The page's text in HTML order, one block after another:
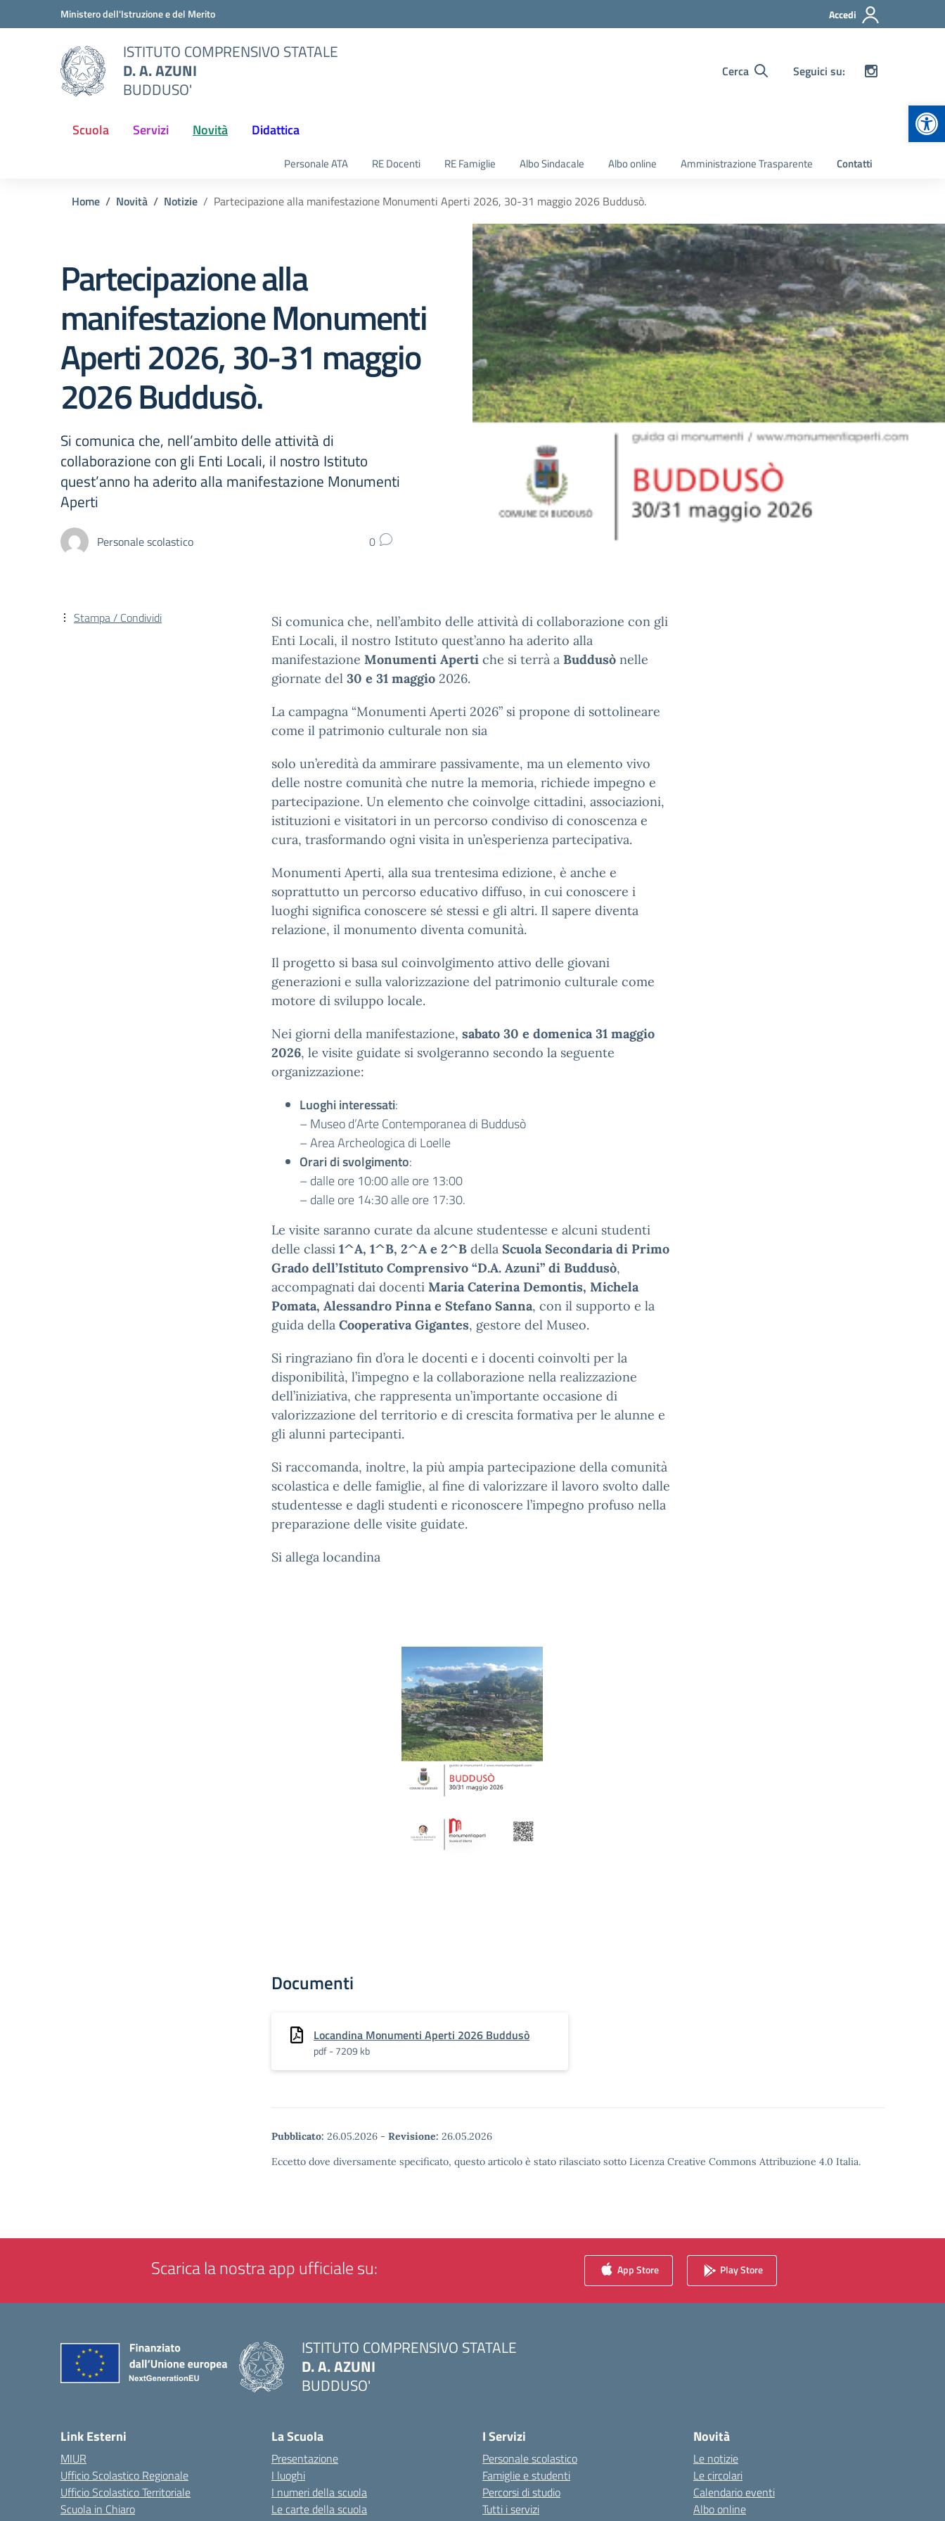
Vai ai contenuti
Vai al menu di navigazioneMinistero dell'Istruzione e del Merito Accedi
ISTITUTO COMPRENSIVO STATALE
D. A. AZUNI
BUDDUSO'
Cerca Seguici su:
Scuola Servizi Novità Didattica
Personale ATA RE Docenti RE Famiglie Albo Sindacale Albo online Amministrazione Trasparente Contatti
Home Novità Notizie Partecipazione alla manifestazione Monumenti Aperti 2026, 30-31 maggio 2026 Buddusò.
Partecipazione alla
manifestazione Monumenti
Aperti 2026, 30-31 maggio
2026 Buddusò.
Si comunica che, nell’ambito delle attività di
collaborazione con gli Enti Locali, il nostro Istituto
quest’anno ha aderito alla manifestazione Monumenti
Aperti
Personale scolastico 0
Si comunica che, nell’ambito delle attività di collaborazione con gli
Enti Locali, il nostro Istituto quest’anno ha aderito alla
manifestazione Monumenti Aperti che si terrà a Buddusò nelle
giornate del 30 e 31 maggio 2026.
La campagna “Monumenti Aperti 2026” si propone di sottolineare
come il patrimonio culturale non sia
solo un’eredità da ammirare passivamente, ma un elemento vivo
delle nostre comunità che nutre la memoria, richiede impegno e
partecipazione. Un elemento che coinvolge cittadini, associazioni,
istituzioni e visitatori in un percorso condiviso di conoscenza e
cura, trasformando ogni visita in un’esperienza partecipativa.
Monumenti Aperti, alla sua trentesima edizione, è anche e
soprattutto un percorso educativo diffuso, in cui conoscere i
luoghi significa conoscere sé stessi e gli altri. Il sapere diventa
relazione, il monumento diventa comunità.
Il progetto si basa sul coinvolgimento attivo delle giovani
generazioni e sulla valorizzazione del patrimonio culturale come
motore di sviluppo locale.
Nei giorni della manifestazione, sabato 30 e domenica 31 maggio
2026, le visite guidate si svolgeranno secondo la seguente
organizzazione:
Luoghi interessati:
– Museo d’Arte Contemporanea di Buddusò
– Area Archeologica di Loelle
Orari di svolgimento:
– dalle ore 10:00 alle ore 13:00
– dalle ore 14:30 alle ore 17:30.
Le visite saranno curate da alcune studentesse e alcuni studenti
delle classi 1^A, 1^B, 2^A e 2^B della Scuola Secondaria di Primo
Grado dell’Istituto Comprensivo “D.A. Azuni” di Buddusò,
accompagnati dai docenti Maria Caterina Demontis, Michela
Pomata, Alessandro Pinna e Stefano Sanna, con il supporto e la
guida della Cooperativa Gigantes, gestore del Museo.
Si ringraziano fin d’ora le docenti e i docenti coinvolti per la
disponibilità, l’impegno e la collaborazione nella realizzazione
dell’iniziativa, che rappresenta un’importante occasione di
valorizzazione del territorio e di crescita formativa per le alunne e
gli alunni partecipanti.
Si raccomanda, inoltre, la più ampia partecipazione della comunità
scolastica e delle famiglie, al fine di valorizzare il lavoro svolto dalle
studentesse e dagli studenti e riconoscere l’impegno profuso nella
preparazione delle visite guidate.
Si allega locandina
Documenti
Locandina Monumenti Aperti 2026 Buddusò
pdf - 7209 kb
Pubblicato: 26.05.2026 - Revisione: 26.05.2026
Eccetto dove diversamente specificato, questo articolo è stato rilasciato sotto Licenza Creative Commons Attribuzione 4.0 Italia.
Stampa / Condividi
Scarica la nostra app ufficiale su: App Store Play Store
ISTITUTO COMPRENSIVO STATALE
D. A. AZUNI
BUDDUSO'
Link Esterni
MIUR
Ufficio Scolastico Regionale
Ufficio Scolastico Territoriale
Scuola in Chiaro
La Scuola
Presentazione
I luoghi
I numeri della scuola
Le carte della scuola
I Servizi
Personale scolastico
Famiglie e studenti
Percorsi di studio
Tutti i servizi
Novità
Le notizie
Le circolari
Calendario eventi
Albo online